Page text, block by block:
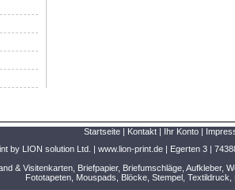
Startseite| Kontakt| Ihr Konto|
by LION solution Ltd. | www.lion-print.de| Egerten 3 |
& Visitenkarten, Briefpapier, Briefumschläge,
Fototapeten, Mouspads, Blöcke, Stempel,